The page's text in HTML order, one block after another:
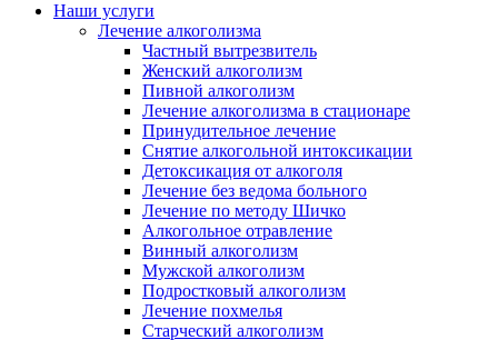
Наши услуги
Лечение алкоголизма
Частный вытрезвитель
Женский алкоголизм
Пивной алкоголизм
Лечение алкоголизма в стационаре
Принудительное лечение
Снятие алкогольной интоксикации
Детоксикация от алкоголя
Лечение без ведома больного
Лечение по методу Шичко
Алкогольное отравление
Винный алкоголизм
Мужской алкоголизм
Подростковый алкоголизм
Лечение похмелья
Старческий алкоголизм